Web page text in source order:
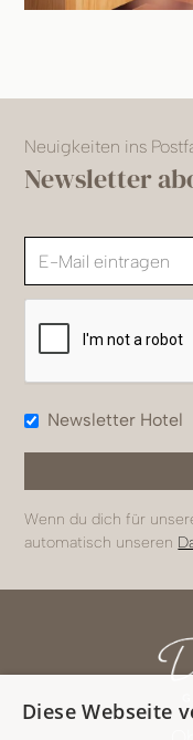
Neuigkeiten ins
Newsletter
Newsletter Hotel
Wenn du dich für
automatisch unseren
Diese Webseite